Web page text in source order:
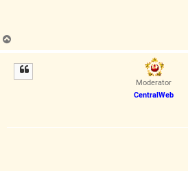
ب
ا
Moderator
CentralWeb